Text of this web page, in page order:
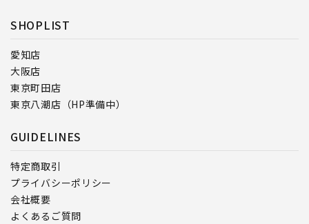
SHOPLIST
愛知店
大阪店
東京町田店
東京八潮店（HP準備中）
GUIDELINES
特定商取引
プライバシーポリシー
会社概要
よくあるご質問